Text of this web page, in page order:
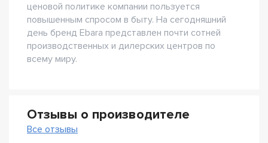
ценовой политике компании пользуется
повышенным спросом в быту. На сегодняшний
день бренд Ebara представлен почти сотней
производственных и дилерских центров по
всему миру.
Отзывы о производителе
Все отзывы